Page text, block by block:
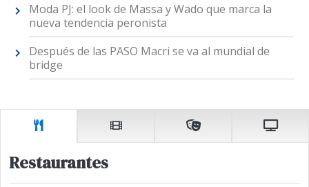
Moda PJ: el look de Massa y Wado que marca la
nueva tendencia peronista
Después de las PASO Macri se va al mundial de
bridge
Restaurantes